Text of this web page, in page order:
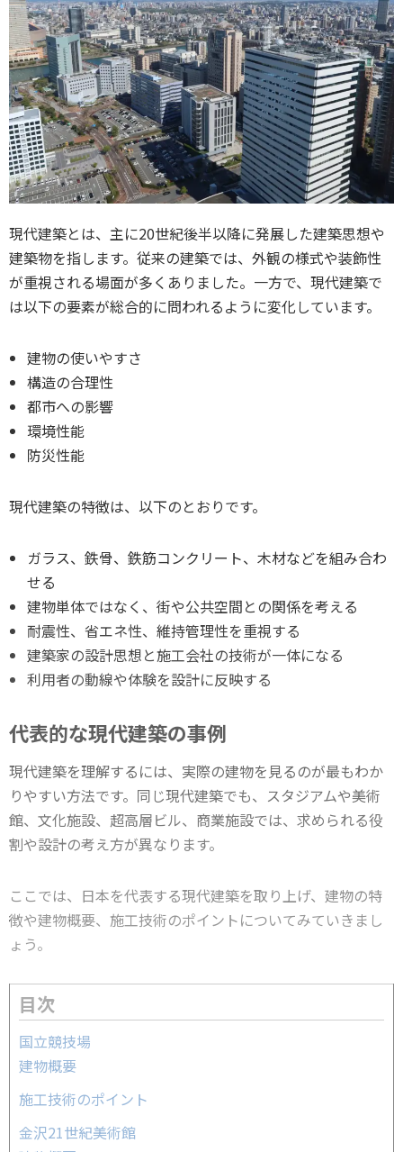
現代建築とは、主に20世紀後半以降に発展した建築思想や
建築物を指します。従来の建築では、外観の様式や装飾性
が重視される場面が多くありました。一方で、現代建築で
は以下の要素が総合的に問われるように変化しています。
建物の使いやすさ
構造の合理性
都市への影響
環境性能
防災性能
現代建築の特徴は、以下のとおりです。
ガラス、鉄骨、鉄筋コンクリート、木材などを組み合わ
せる
建物単体ではなく、街や公共空間との関係を考える
耐震性、省エネ性、維持管理性を重視する
建築家の設計思想と施工会社の技術が一体になる
利用者の動線や体験を設計に反映する
代表的な現代建築の事例
現代建築を理解するには、実際の建物を見るのが最もわか
りやすい方法です。同じ現代建築でも、スタジアムや美術
館、文化施設、超高層ビル、商業施設では、求められる役
割や設計の考え方が異なります。
ここでは、日本を代表する現代建築を取り上げ、建物の特
徴や建物概要、施工技術のポイントについてみていきまし
ょう。
目次
国立競技場
建物概要
施工技術のポイント
金沢21世紀美術館